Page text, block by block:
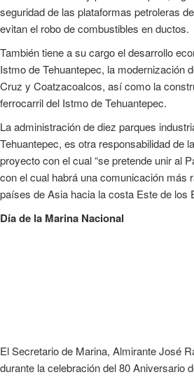
seguridad de las plataformas petroleras
evitan el robo de combustibles en ductos.
También tiene a su cargo el desarrollo
Istmo de Tehuantepec, la modernización
Cruz y Coatzacoalcos, así como la
ferrocarril del Istmo de Tehuantepec.
La administración de diez parques
Tehuantepec, es otra responsabilidad de
proyecto con el cual “se pretende unir al
con el cual habrá una comunicación más
países de Asia hacia la costa Este de los
Día de la Marina Nacional
El Secretario de Marina, Almirante José
durante la celebración del 80 Aniversario